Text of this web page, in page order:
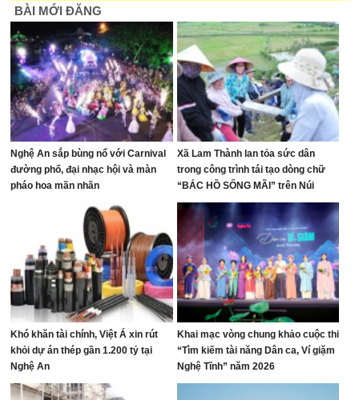
BÀI MỚI ĐĂNG
Nghệ An sắp bùng nổ với Carnival
đường phố, đại nhạc hội và màn
pháo hoa mãn nhãn
Xã Lam Thành lan tỏa sức dân
trong công trình tái tạo dòng chữ
“BÁC HỒ SỐNG MÃI” trên Núi
Nhón
Khó khăn tài chính, Việt Á xin rút
khỏi dự án thép gần 1.200 tỷ tại
Nghệ An
Khai mạc vòng chung khảo cuộc thi
“Tìm kiếm tài năng Dân ca, Ví giặm
Nghệ Tĩnh” năm 2026